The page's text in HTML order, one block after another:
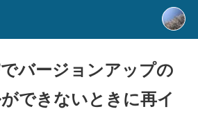
バージョンアップの
できないときに再イ